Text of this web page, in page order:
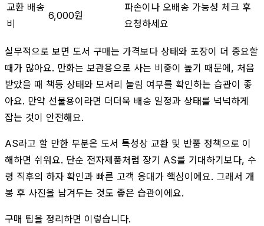
교환 배송
비
6,000원
파손이나 오배송 가능성 체크 후
요청하세요
실무적으로 보면 도서 구매는 가격보다 상태와 포장이 더 중요할
때가 많아요. 만화는 보관용으로 사는 비중이 높기 때문에, 처음
받았을 때 책등 상태와 모서리 눌림 여부를 확인하는 습관이 좋
아요. 만약 선물용이라면 더더욱 배송 일정과 상태를 넉넉하게
잡는 것이 안전해요.
AS라고 할 만한 부분은 도서 특성상 교환 및 반품 정책으로 이
해하면 쉬워요. 단순 전자제품처럼 장기 AS를 기대하기보다, 수
령 직후의 하자 확인과 빠른 고객 응대가 핵심이에요. 그래서 개
봉 후 사진을 남겨두는 것도 좋은 습관이에요.
구매 팁을 정리하면 이렇습니다.